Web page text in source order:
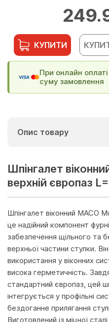
КУПИТИ
При онлайн
суму замовлення
Опис товару
Шпінгалет
верхній європаз
Шпінгалет віконний MACO
це надійний компонент
забезпечення щільного та
верхньої частини стулки.
використання у віконних
висока герметичність.
стандартний європаз, цей
інтегрується у профільні
бездоганне прилягання
Виготовлений із міцної